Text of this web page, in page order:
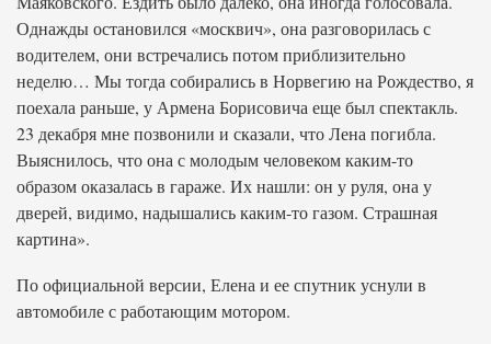
Однажды остановился «москвич», она разговорилась с
водителем, они встречались потом приблизительно
неделю… Мы тогда собирались в Норвегию на Рождество, я
поехала раньше, у Армена Борисовича еще был спектакль.
23 декабря мне позвонили и сказали, что Лена погибла.
Выяснилось, что она с молодым человеком каким-то
образом оказалась в гараже. Их нашли: он у руля, она у
дверей, видимо, надышались каким-то газом. Страшная
картина».
По официальной версии, Елена и ее спутник уснули в
автомобиле с работающим мотором.